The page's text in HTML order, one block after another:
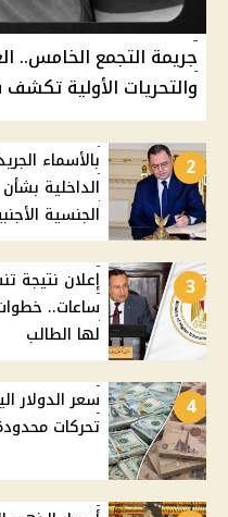
جريمة التجمع الخامس..
والتحريات الأولية
2
بالأسماء
الجنسية
3
ساعات..
لها الطالب
4
تحركات